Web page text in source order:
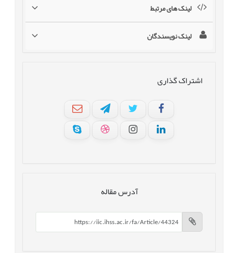
لینک های مرتبط
لینک نویسندگان
اشتراک گذاری
آدرس مقاله